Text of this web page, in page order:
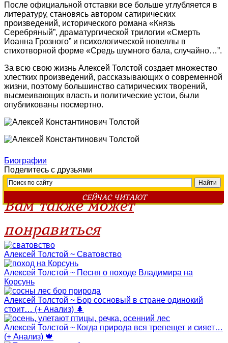
После официальной отставки все больше углубляется в
литературу, становясь автором сатирических
произведений, исторического романа «Князь
Серебряный”, драматургической трилогии «Смерть
Иоанна Грозного” и психологической новеллы в
стихотворной форме «Средь шумного бала, случайно…”.
За всю свою жизнь Алексей Толстой создает множество
хлестких произведений, рассказывающих о современной
жизни, поэтому большинство сатирических творений,
высмеивающих власть и политические устои, были
опубликованы посмертно.
Биографии
Поделитесь с друзьями
СЕЙЧАС ЧИТАЮТ
Вам также может
понравиться
Алексей Толстой ~ Сватовство
Алексей Толстой ~ Песня о походе Владимира на
Корсунь
Алексей Толстой ~ Бор сосновый в стране одинокий
стоит… (+ Анализ) 🌲
Алексей Толстой ~ Когда природа вся трепещет и сияет…
(+ Анализ) 🍁